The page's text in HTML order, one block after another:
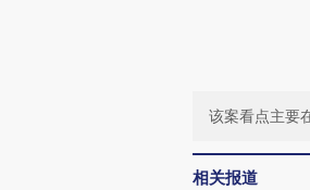
该案看点主要
相关报道